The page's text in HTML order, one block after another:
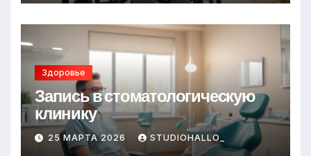
Здоровье
Запись в стоматологическую
клинику
25 МАРТА 2026 STUDIOHALLO_